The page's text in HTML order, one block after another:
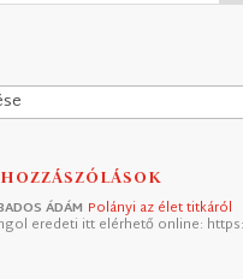
ÁDÁM Polányi az élet titkáról
eredeti itt elérhető online: